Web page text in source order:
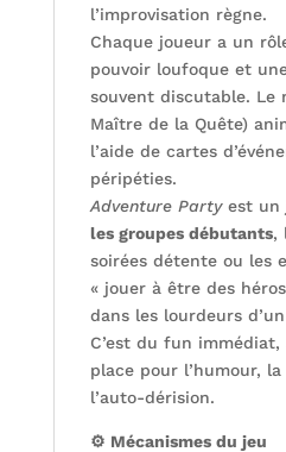
l’improvisation règne.
Chaque joueur a un
pouvoir loufoque et
souvent discutable. Le
Maître de la Quête)
l’aide de cartes
péripéties.
Adventure Partyest un
les groupes débutants,
soirées détente ou les
« jouer à être des
dans les lourdeurs
C’est du fun
place pour l’humour,
l’auto-dérision.
⚙️ Mécanismes du jeu